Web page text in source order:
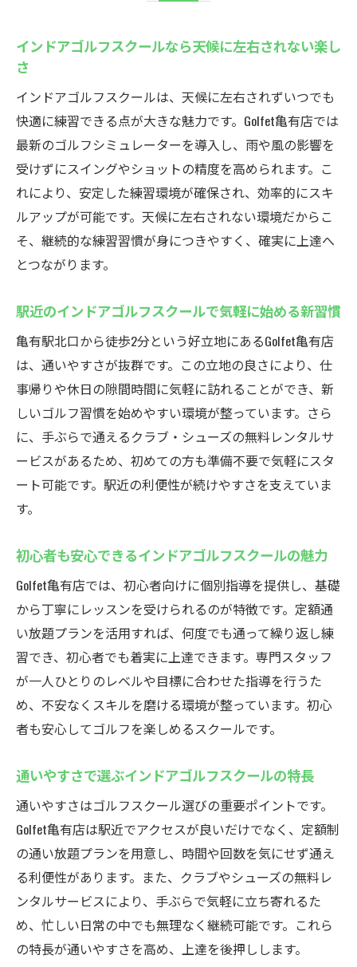
インドアゴルフスクールで健康的な趣味を
実現
間と出会う
ゴルフェ亀有の特典満載インドアゴルフスクー
ル
インドアゴルフスクールの多彩な割引特典
を徹底解説
ゴルフェ亀有が選ばれる理由と特典の魅力
会員限定のインドアゴルフスクール特典を
定額通い放題が魅力のインドアゴルフスク
ール体験
個別指導と割引特典で上達を実感できるス
クール
インドアゴルフスクールでお得にゴルフを
始める方法
手ぶらで通える亀有のゴルフスクール
手ぶらで通えるインドアゴルフスクールの
無料レンタルで気軽に始めるインドアゴル
クラブ・シューズレンタルが充実したスク
ール選び
手ぶら利用が叶うインドアゴルフスクール
の利点
初心者にやさしいインドアゴルフスクール
のサービス
活用術
初心者必見！亀有のインドアゴルフ入門
初心者も安心できるインドアゴルフスクー
ルの始め方
インドアゴルフスクールでゴルフデビュー
を成功させる
個別指導が魅力のインドアゴルフスクール
入門
インドアゴルフスクールなら天候に左右されない楽し
さ
インドアゴルフスクールは、天候に左右されずいつでも
快適に練習できる点が大きな魅力です。Golfet亀有店では
最新のゴルフシミュレーターを導入し、雨や風の影響を
受けずにスイングやショットの精度を高められます。こ
れにより、安定した練習環境が確保され、効率的にスキ
ルアップが可能です。天候に左右されない環境だからこ
そ、継続的な練習習慣が身につきやすく、確実に上達へ
とつながります。
駅近のインドアゴルフスクールで気軽に始める新習慣
亀有駅北口から徒歩2分という好立地にあるGolfet亀有店
は、通いやすさが抜群です。この立地の良さにより、仕
事帰りや休日の隙間時間に気軽に訪れることができ、新
しいゴルフ習慣を始めやすい環境が整っています。さら
に、手ぶらで通えるクラブ・シューズの無料レンタルサ
ービスがあるため、初めての方も準備不要で気軽にスタ
ート可能です。駅近の利便性が続けやすさを支えていま
す。
初心者も安心できるインドアゴルフスクールの魅力
Golfet亀有店では、初心者向けに個別指導を提供し、基礎
から丁寧にレッスンを受けられるのが特徴です。定額通
い放題プランを活用すれば、何度でも通って繰り返し練
習でき、初心者でも着実に上達できます。専門スタッフ
が一人ひとりのレベルや目標に合わせた指導を行うた
め、不安なくスキルを磨ける環境が整っています。初心
者も安心してゴルフを楽しめるスクールです。
通いやすさで選ぶインドアゴルフスクールの特長
通いやすさはゴルフスクール選びの重要ポイントです。
Golfet亀有店は駅近でアクセスが良いだけでなく、定額制
の通い放題プランを用意し、時間や回数を気にせず通え
る利便性があります。また、クラブやシューズの無料レ
ンタルサービスにより、手ぶらで気軽に立ち寄れるた
め、忙しい日常の中でも無理なく継続可能です。これら
の特長が通いやすさを高め、上達を後押しします。